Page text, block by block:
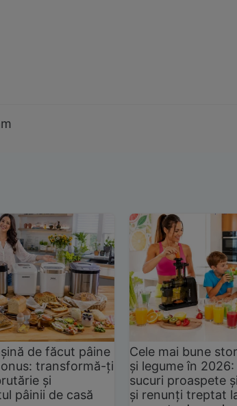
de făcut pâine
transformă-ți
și
pâinii de casă
Cele mai bune
și legume în
sucuri proaspete
și renunți treptat